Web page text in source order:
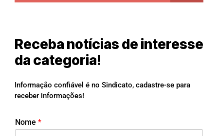
Receba notícias de interesse
da categoria!
Informação confiável é no Sindicato, cadastre-se para
receber informações!
Nome *